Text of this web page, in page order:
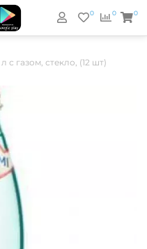
0
0 0
газом, стекло, (12 шт)